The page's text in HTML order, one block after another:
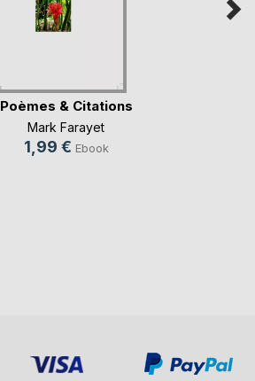
Poèmes & Citations
Mark Farayet
1,99 € Ebook